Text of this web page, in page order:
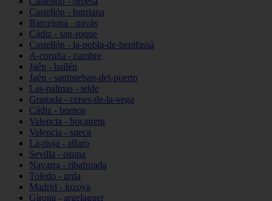
Castellón - burriana
Barcelona - navàs
Cádiz - san-roque
Castellón - la-pobla-de-benifassà
A-coruña - cambre
Jaén - bailén
Jaén - santisteban-del-puerto
Las-palmas - telde
Granada - cenes-de-la-vega
Cádiz - bornos
Valencia - bocairent
Valencia - sueca
La-rioja - alfaro
Sevilla - osuna
Navarra - ribaforada
Toledo - urda
Madrid - lozoya
Girona - argelaguer